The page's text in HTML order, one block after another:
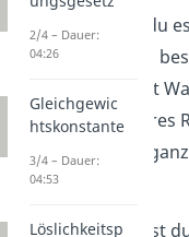
entwischt, musst du
Das machst du am
, die mit
Du tauchst ein leeres
die Wanne, bis es
Anschließend stellst
2/4 – Dauer:
04:26
Gleichgewic
htskonstante
3/4 – Dauer:
04:53
Löslichkeitsp